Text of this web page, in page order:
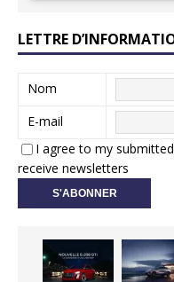
LETTRE
Nom
E-mail
I agree to my
receive newsletters